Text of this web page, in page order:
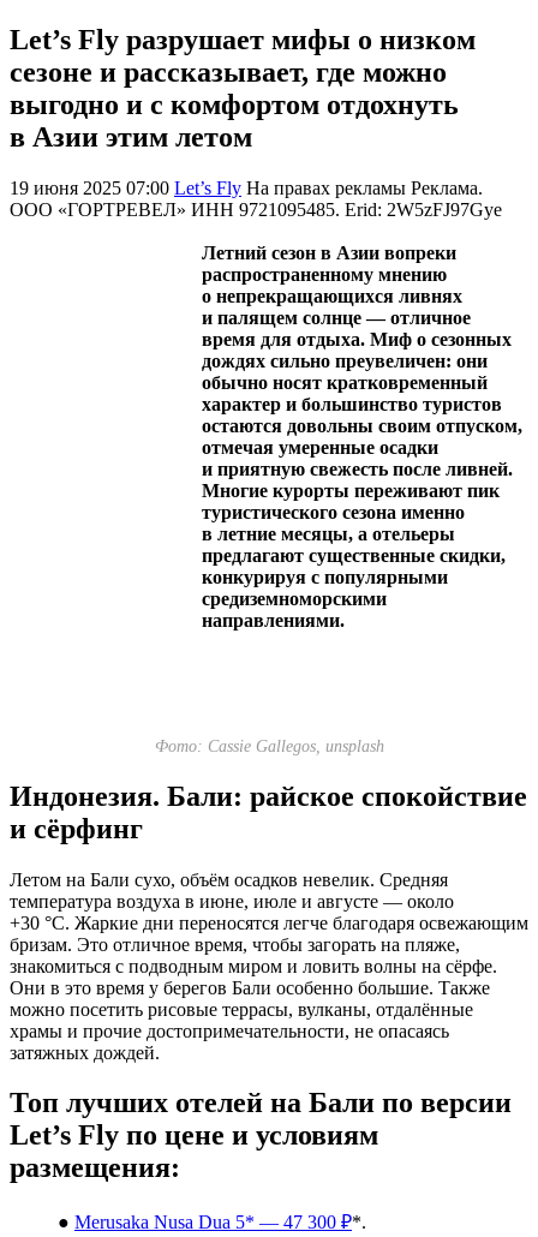
Let’s Fly разрушает мифы о низком
сезоне и рассказывает, где можно
выгодно и с комфортом отдохнуть
в Азии этим летом
19 июня 2025 07:00 Let’s Fly На правах рекламы Реклама.
ООО «ГОРТРЕВЕЛ» ИНН 9721095485. Erid: 2W5zFJ97Gye
Летний сезон в Азии вопреки
распространенному мнению
о непрекращающихся ливнях
и палящем солнце — отличное
время для отдыха. Миф о сезонных
дождях сильно преувеличен: они
обычно носят кратковременный
характер и большинство туристов
остаются довольны своим отпуском,
отмечая умеренные осадки
и приятную свежесть после ливней.
Многие курорты переживают пик
туристического сезона именно
в летние месяцы, а отельеры
предлагают существенные скидки,
конкурируя с популярными
средиземноморскими
направлениями.
Фото: Cassie Gallegos, unsplash
Индонезия. Бали: райское спокойствие
и сёрфинг
Летом на Бали сухо, объём осадков невелик. Средняя
температура воздуха в июне, июле и августе — около
+30 °C. Жаркие дни переносятся легче благодаря освежающим
бризам. Это отличное время, чтобы загорать на пляже,
знакомиться с подводным миром и ловить волны на сёрфе.
Они в это время у берегов Бали особенно большие. Также
можно посетить рисовые террасы, вулканы, отдалённые
храмы и прочие достопримечательности, не опасаясь
затяжных дождей.
Топ лучших отелей на Бали по версии
Let’s Fly по цене и условиям
размещения:
● Merusaka Nusa Dua 5* — 47 300 ₽*.